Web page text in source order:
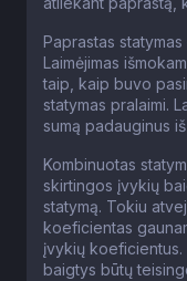
Paprastas
Laimėjimas
taip, kaip buvo
statymas pralaimi.
sumą padauginus
Kombinuotas
skirtingos įvykių
statymą. Tokiu
koeficientas
įvykių koeficientus.
baigtys būtų